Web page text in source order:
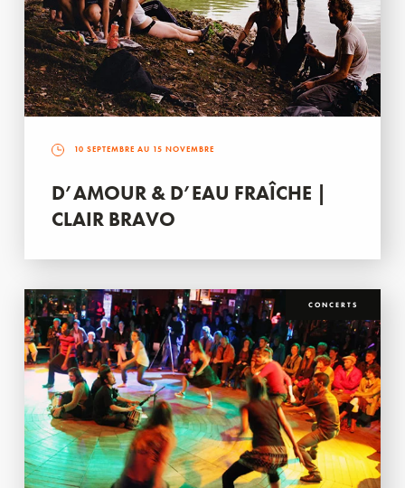
10 SEPTEMBRE AU 15 NOVEMBRE
D’AMOUR & D’EAU FRAÎCHE |
CLAIR BRAVO
CONCERTS